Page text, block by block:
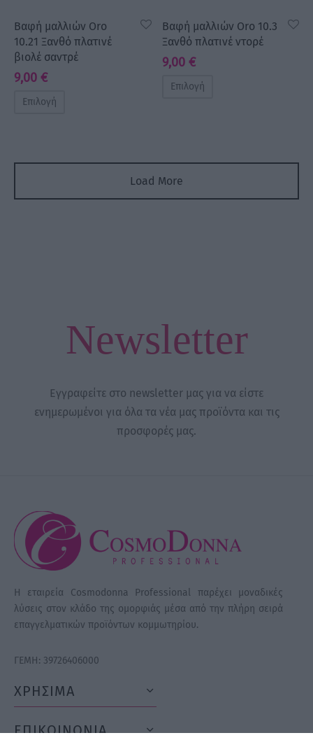
Βαφή μαλλιών Oro
10.21 Ξανθό πλατινέ
βιολέ σαντρέ
9,00 €
Επιλογή
Βαφή μαλλιών Oro 10.3
Ξανθό πλατινέ ντορέ
9,00 €
Επιλογή
Load More
Newsletter
Εγγραφείτε στο newsletter μας για να είστε
ενημερωμένοι για όλα τα νέα μας προϊόντα και τις
προσφορές μας.
Η εταιρεία Cosmodonna Professional παρέχει μοναδικές
λύσεις στον κλάδο της ομορφιάς μέσα από την πλήρη σειρά
επαγγελματικών προϊόντων κομμωτηρίου.
ΓΕΜΗ: 39726406000
ΧΡΗΣΙΜΑ
ΕΠΙΚΟΙΝΩΝΙΑ